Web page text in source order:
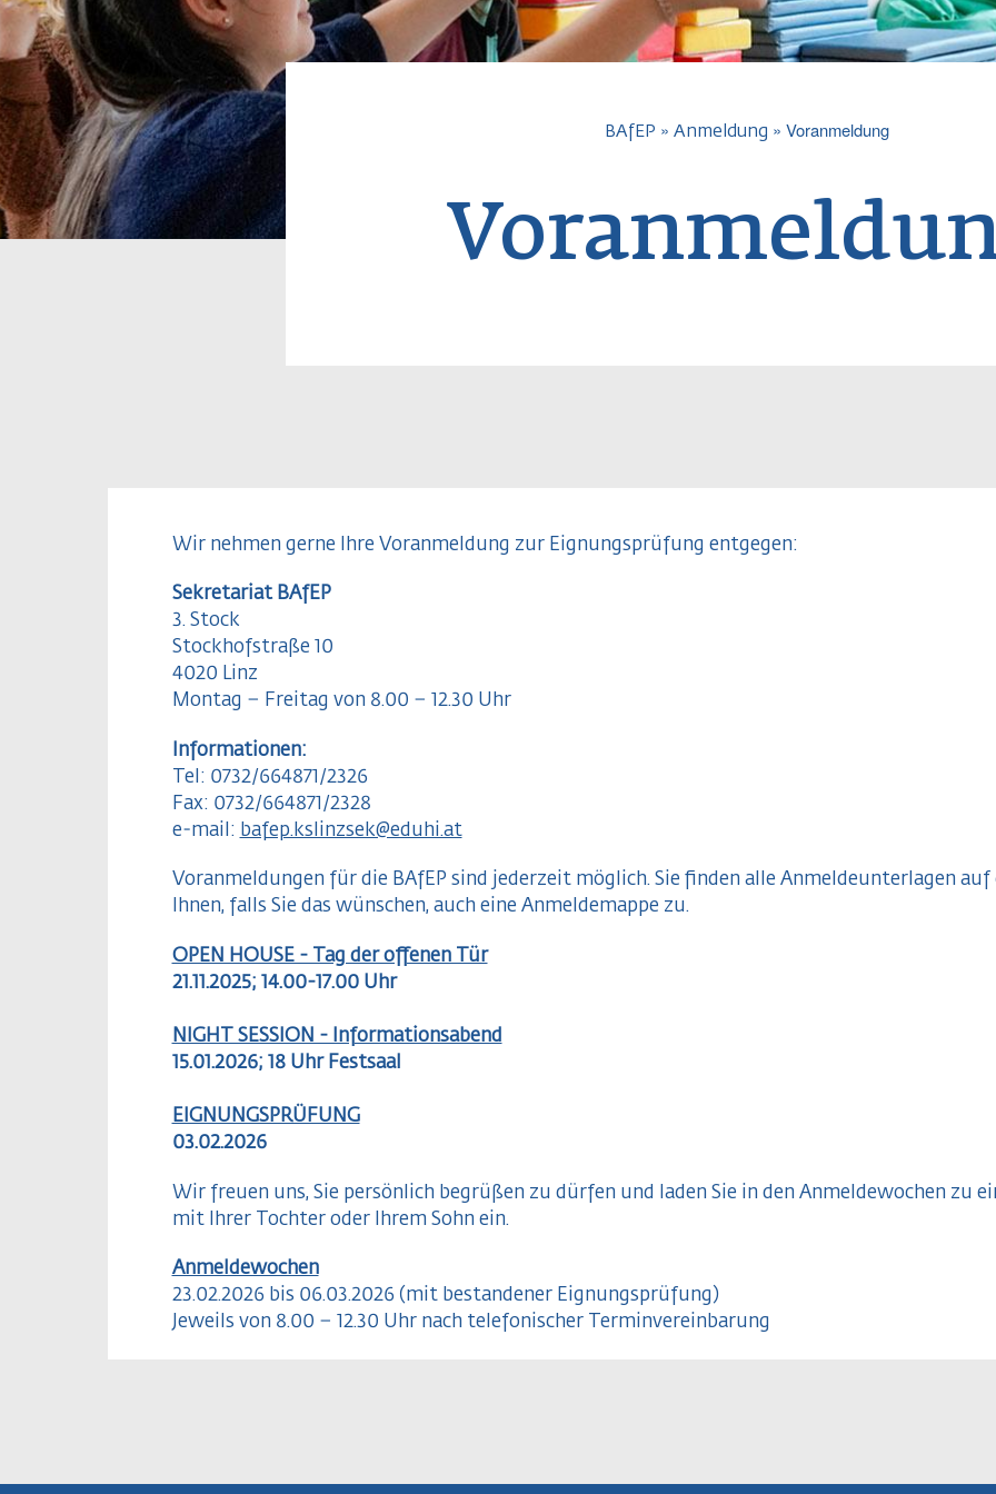
Pfadnavigation
BAfEP Anmeldung Voranmeldung
Wir nehmen gerne Ihre Voranmeldung zur Eignungsprüfung entgegen:
Sekretariat BAfEP
3. Stock
Stockhofstraße 10
4020 Linz
Montag – Freitag von 8.00 – 12.30 Uhr
Informationen:
Tel: 0732/664871/2326
Fax: 0732/664871/2328
e-mail: bafep.kslinzsek@eduhi.at
Voranmeldungen für die BAfEP sind jederzeit möglich. Sie finden alle Anmeldeunterlagen auf
Ihnen, falls Sie das wünschen, auch eine Anmeldemappe zu.
OPEN HOUSE - Tag der offenen Tür
21.11.2025; 14.00-17.00 Uhr
NIGHT SESSION - Informationsabend
15.01.2026; 18 Uhr Festsaal
EIGNUNGSPRÜFUNG
03.02.2026
Wir freuen uns, Sie persönlich begrüßen zu dürfen und laden Sie in den Anmeldewochen zu
mit Ihrer Tochter oder Ihrem Sohn ein.
Anmeldewochen
23.02.2026 bis 06.03.2026 (mit bestandener Eignungsprüfung)
Jeweils von 8.00 – 12.30 Uhr nach telefonischer Terminvereinbarung